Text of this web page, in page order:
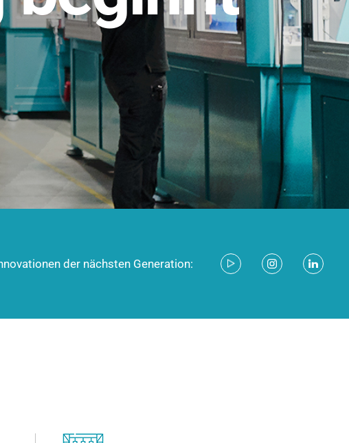
für industrielle Anwendungen –
und zukunftsfähig.
der nächsten Generation: